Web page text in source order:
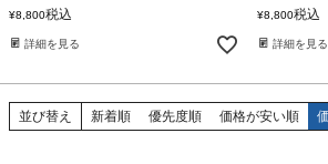
¥8,800税込
詳細を見る
¥8,800税込
詳細を見る
並び替え 新着順 優先度順 価格が安い順